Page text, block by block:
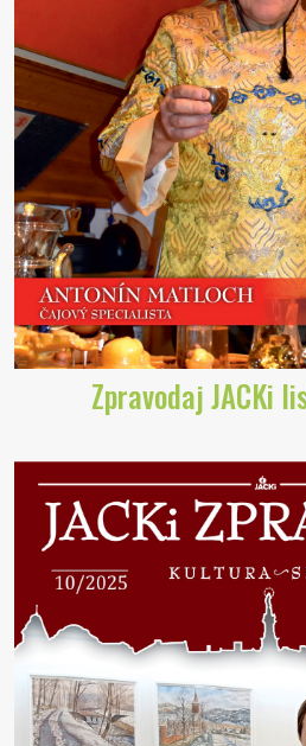
Zpravodaj JACKi